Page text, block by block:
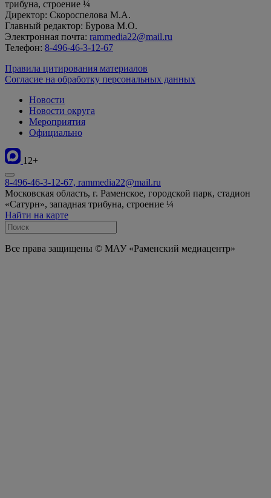
трибуна, строение ¼
Директор: Скороспелова М.А.
Главный редактор: Бурова М.О.
Электронная почта: rammedia22@mail.ru
Телефон: 8-496-46-3-12-67
Правила цитирования материалов
Согласие на обработку персональных данных
Новости
Новости округа
Мероприятия
Официально
12+
8-496-46-3-12-67, rammedia22@mail.ru
Московская область, г. Раменское, городской парк, стадион
«Сатурн», западная трибуна, строение ¼
Найти на карте
Все права защищены © МАУ «Раменский медиацентр»